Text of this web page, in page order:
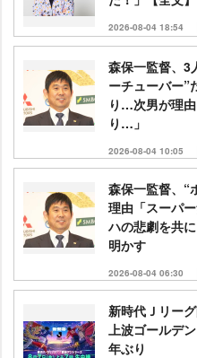
2026-08-04 18:54
森保一監督、3
ーチューバー
り…次男が理
り…」
2026-08-04 10:05
森保一監督、“
理由「スーパ
ハの悲劇を共
明かす
2026-08-04 06:30
新時代Ｊリー
上波ゴールデ
年ぶり